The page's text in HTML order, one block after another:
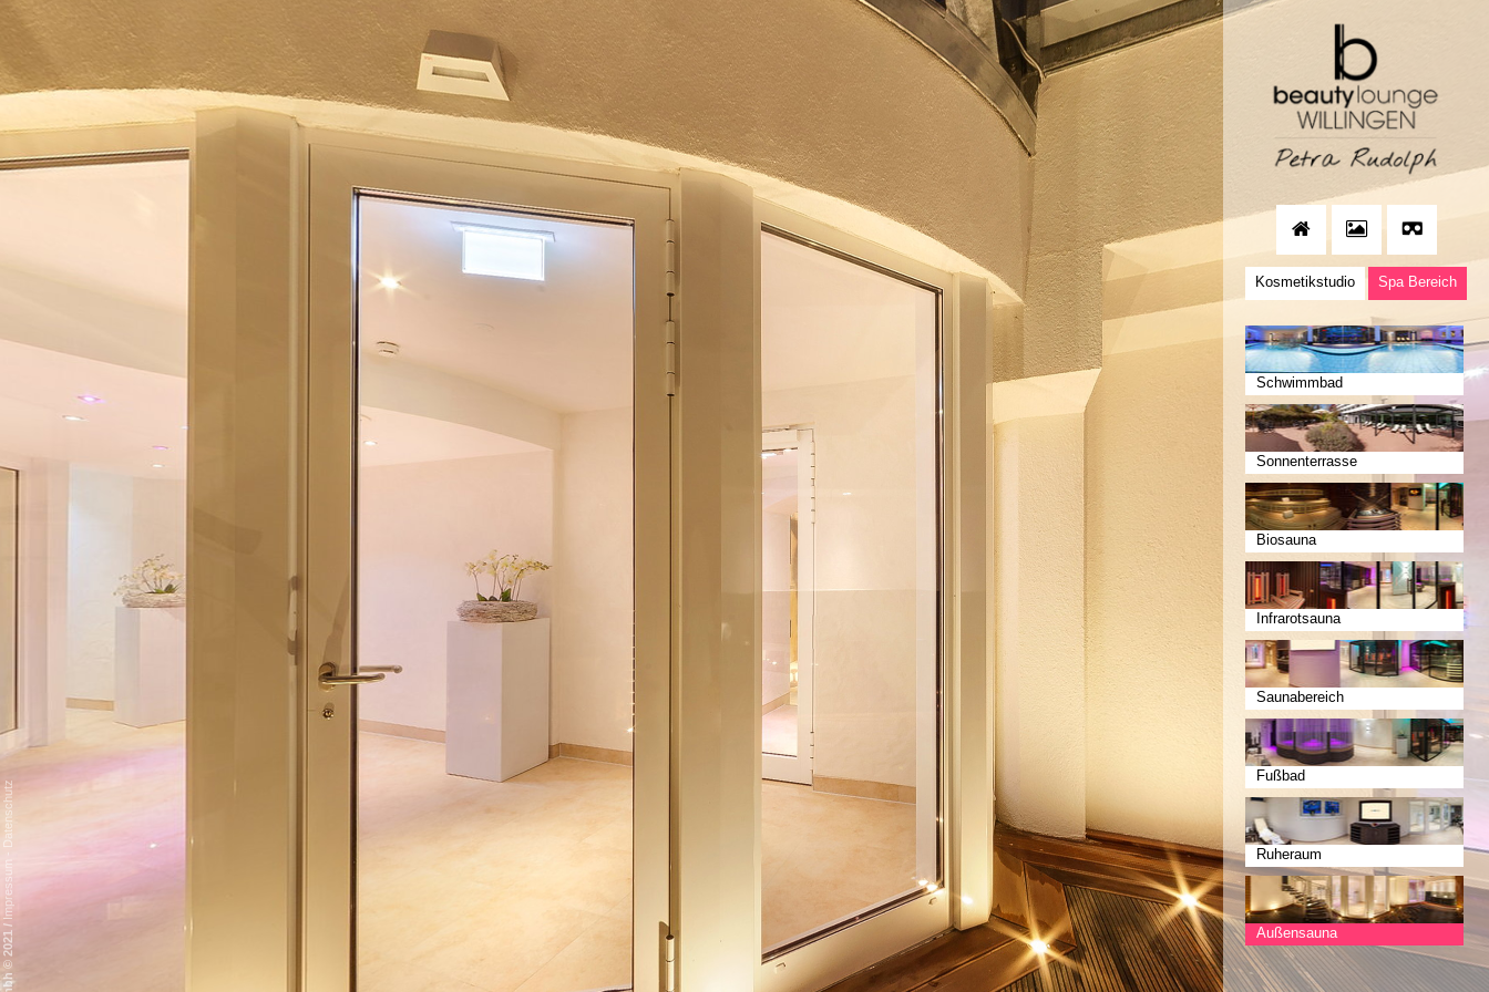
Kosmetikstudio Spa Bereich
Schwimmbad
Sonnenterrasse
Biosauna
Infrarotsauna
Saunabereich
Fußbad
Ruheraum
Außensauna
/
Impressum
-
Datenschutz